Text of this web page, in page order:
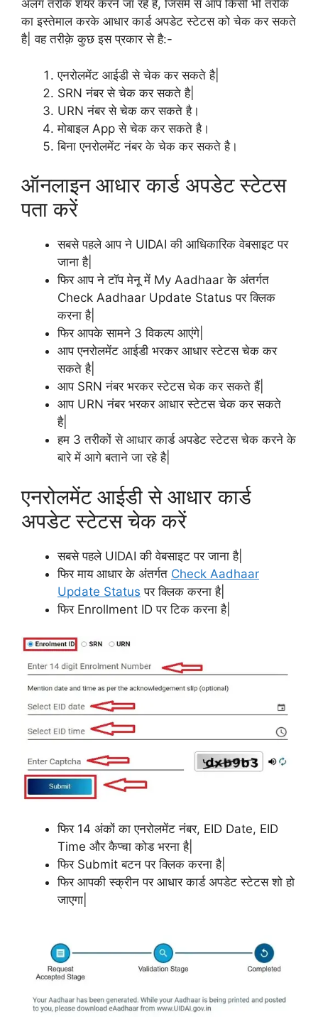
अलग तरीके शेयर करने जा रहे हैं, जिसमें से आप किसी भी तरीके
का इस्तेमाल करके आधार कार्ड अपडेट स्टेटस को चेक कर सकते
है| वह तरीक़े कुछ इस प्रकार से है:-
एनरोलमेंट आईडी से चेक कर सकते है|
SRN नंबर से चेक कर सकते है|
URN नंबर से चेक कर सकते है।
मोबाइल App से चेक कर सकते है।
बिना एनरोलमेंट नंबर के चेक कर सकते है।
ऑनलाइन आधार कार्ड अपडेट स्टेटस
पता करें
सबसे पहले आप ने UIDAI की आधिकारिक वेबसाइट पर
जाना है|
फिर आप ने टॉप मेनू में My Aadhaar के अंतर्गत
Check Aadhaar Update Status पर क्लिक
करना है|
फिर आपके सामने 3 विकल्प आएंगे|
आप एनरोलमेंट आईडी भरकर आधार स्टेटस चेक कर
सकते है|
आप SRN नंबर भरकर स्टेटस चेक कर सकते हैं|
आप URN नंबर भरकर आधार स्टेटस चेक कर सकते
है|
हम 3 तरीकों से आधार कार्ड अपडेट स्टेटस चेक करने के
बारे में आगे बताने जा रहे है|
एनरोलमेंट आईडी से आधार कार्ड
अपडेट स्टेटस चेक करें
सबसे पहले UIDAI की वेबसाइट पर जाना है|
फिर माय आधार के अंतर्गत Check Aadhaar
Update Status पर क्लिक करना है|
फिर Enrollment ID पर टिक करना है|
फिर 14 अंकों का एनरोलमेंट नंबर, EID Date, EID
Time और कैप्चा कोड भरना है|
फिर Submit बटन पर क्लिक करना है|
फिर आपकी स्क्रीन पर आधार कार्ड अपडेट स्टेटस शो हो
जाएगा|